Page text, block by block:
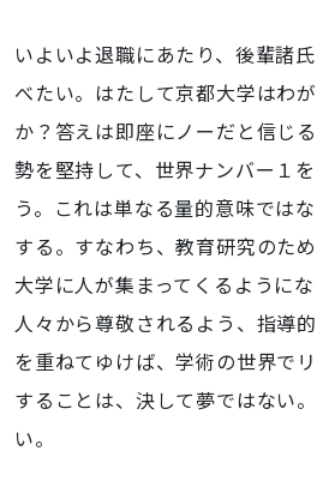
いよいよ退職にあたり、後輩諸
べたい。はたして京都大学はわ
か？答えは即座にノーだと信じ
勢を堅持して、世界ナンバー１
う。これは単なる量的意味では
する。すなわち、教育研究のた
大学に人が集まってくるように
人々から尊敬されるよう、指導
を重ねてゆけば、学術の世界で
することは、決して夢ではない
い。